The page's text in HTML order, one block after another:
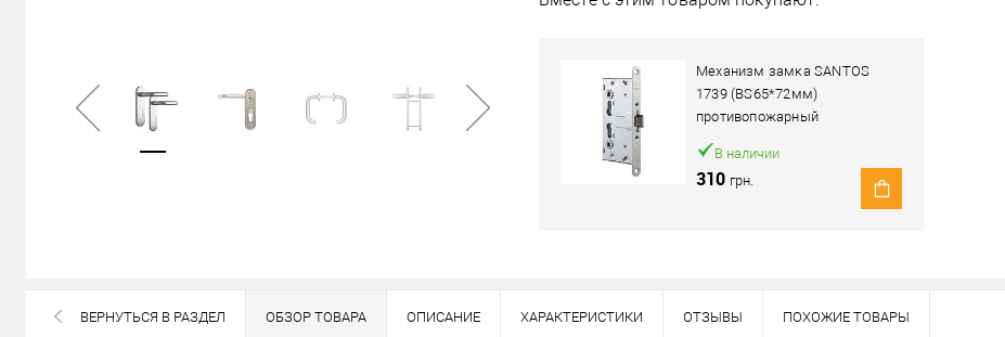
Механизм замка SANTOS
1739 (BS65*72мм)
противопожарный
нержавеющая сталь
В наличии
310 грн.
В наличии
ВЕРНУТЬСЯ В РАЗДЕЛ ОБЗОР ТОВАРА ОПИСАНИЕ ХАРАКТЕРИСТИКИ ОТЗЫВЫ ПОХОЖИЕ ТОВАРЫ